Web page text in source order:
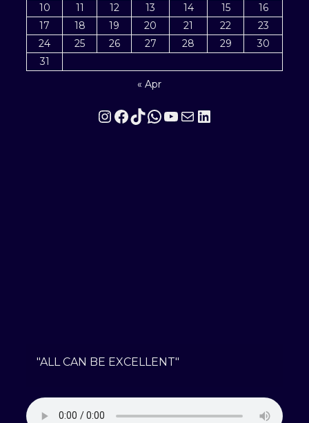
10
11 12 13 14 15
16
17
18 19 20 21 22
23
24
25 26 27 28 29
30
31
« Apr
Instagram
Facebook
TikTok
WhatsApp
YouTube
MailLinkedIn
"ALL CAN BE EXCELLENT"